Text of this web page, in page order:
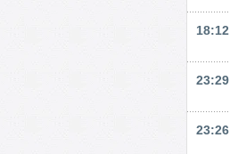
18:12
23:29
23:26